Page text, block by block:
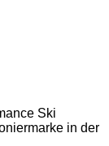
Ski
in der